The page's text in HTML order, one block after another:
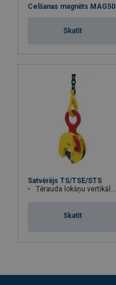
Celšanas magnēts MAG50
Skatīt
Satvērējs TS/TSE/STS
Tērauda lokšņu vertikālai celšanai
Skatīt